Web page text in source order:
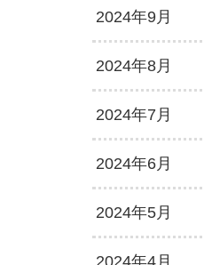
2024年9月
2024年8月
2024年7月
2024年6月
2024年5月